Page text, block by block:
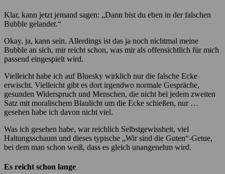
Klar, kann jetzt jemand sagen: „Dann bist du eben in der falschen
Bubble gelandet.“
Okay, ja, kann sein. Allerdings ist das ja noch nichtmal meine
Bubble an sich, mir reicht schon, was mir als offensichtlich für mich
passend eingespielt wird.
Vielleicht habe ich auf Bluesky wirklich nur die falsche Ecke
erwischt. Vielleicht gibt es dort irgendwo normale Gespräche,
gesunden Widerspruch und Menschen, die nicht bei jedem zweiten
Satz mit moralischem Blaulicht um die Ecke schießen, nur …
gesehen habe ich davon nicht viel.
Was ich gesehen habe, war reichlich Selbstgewissheit, viel
Haltungsschaum und dieses typische „Wir sind die Guten“-Getue,
bei dem man schon weiß, dass es gleich unangenehm wird.
Es reicht schon lange